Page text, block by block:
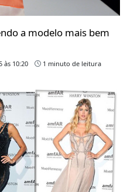
a modelo mais bem
às 10:20 1 minuto de leitura